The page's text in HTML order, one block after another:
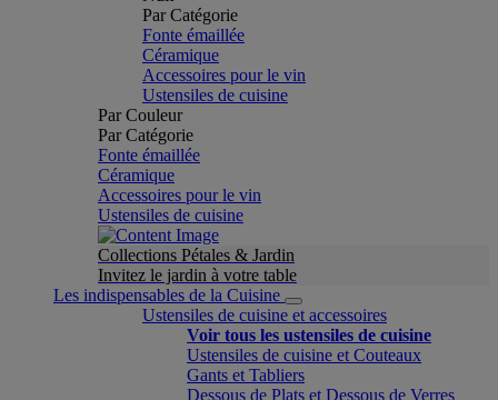
Par Catégorie
Fonte émaillée
Céramique
Accessoires pour le vin
Ustensiles de cuisine
Par Couleur
Par Catégorie
Fonte émaillée
Céramique
Accessoires pour le vin
Ustensiles de cuisine
Collections Pétales & Jardin
Invitez le jardin à votre table
Les indispensables de la Cuisine
Ustensiles de cuisine et accessoires
Voir tous les ustensiles de cuisine
Ustensiles de cuisine et Couteaux
Gants et Tabliers
Dessous de Plats et Dessous de Verres